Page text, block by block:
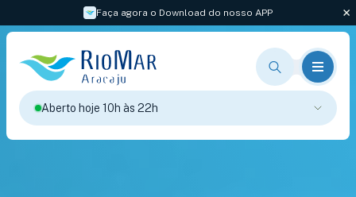
Faça agora o Download do nosso APP
Aberto hoje 10h às 22h